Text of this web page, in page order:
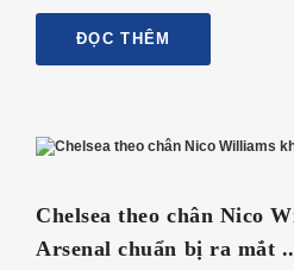
ĐỌC THÊM
Chelsea theo chân Nico
Arsenal chuẩn bị ra mắt